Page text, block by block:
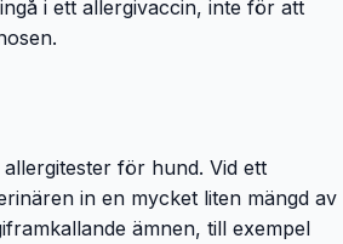
i ett allergivaccin, inte för att
för hund. Vid ett
in en mycket liten mängd av
ämnen, till exempel